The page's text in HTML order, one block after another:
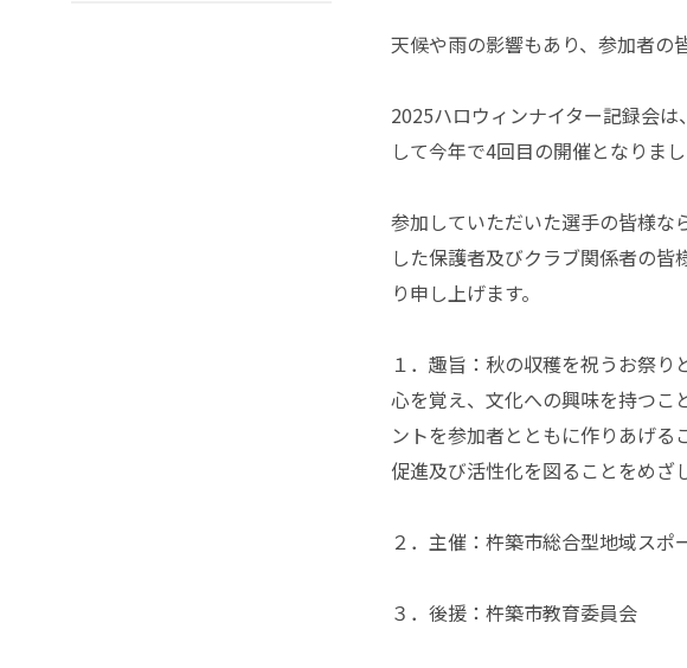
天候や雨の影響もあり、参加者の
2025ハロウィンナイター記録会
して今年で4回目の開催となりま
参加していただいた選手の皆様な
した保護者及びクラブ関係者の
り申し上げます。
１．趣旨：秋の収穫を祝うお祭
心を覚え、文化への興味を持つこ
ントを参加者とともに作りあげる
促進及び活性化を図ることをめざ
２．主催：杵築市総合型地域ス
３．後援：杵築市教育委員会